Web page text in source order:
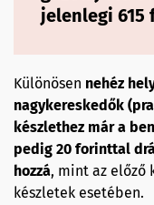
jelenlegi
Különösen nehéz
nagykereskedők
készlethez már a
pedig 20 forinttal
hozzá, mint az
készletek esetében.